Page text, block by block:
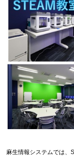
麻生情報システムでは、